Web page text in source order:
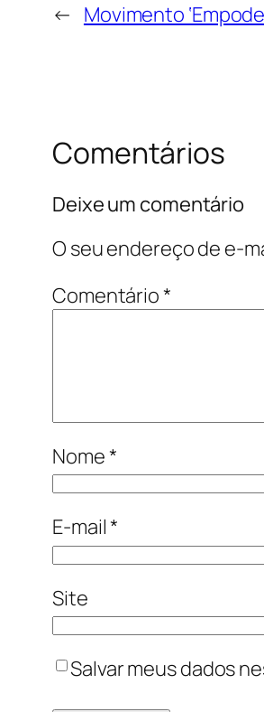
← Movimento
Comentários
Deixe um comentário
O seu endereço de e-
Comentário*
Nome*
E-mail*
Site
Salvar meus dados